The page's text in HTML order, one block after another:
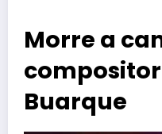
Morre a
Buarque